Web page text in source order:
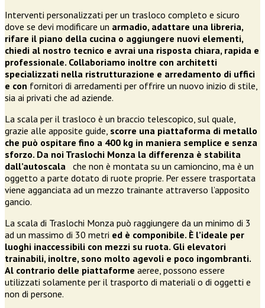
Interventi personalizzati per un trasloco completo e sicuro
dove se devi modificare un armadio, adattare una libreria,
rifare il piano della cucina o aggiungere nuovi elementi,
chiedi al nostro tecnico e avrai una risposta chiara, rapida e
professionale. Collaboriamo inoltre con architetti
specializzati nella ristrutturazione e arredamento di uffici
e con fornitori di arredamenti per offrire un nuovo inizio di stile,
sia ai privati che ad aziende.
La scala per il trasloco è un braccio telescopico, sul quale,
grazie alle apposite guide, scorre una piattaforma di metallo
che può ospitare fino a 400 kg in maniera semplice e senza
sforzo. Da noi Traslochi Monza la differenza è stabilita
dall’autoscala che non è montata su un camioncino, ma è un
oggetto a parte dotato di ruote proprie. Per essere trasportata
viene agganciata ad un mezzo trainante attraverso l’apposito
gancio.
La scala di Traslochi Monza può raggiungere da un minimo di 3
ad un massimo di 30 metri ed è componibile. È l’ideale per
luoghi inaccessibili con mezzi su ruota. Gli elevatori
trainabili, inoltre, sono molto agevoli e poco ingombranti.
Al contrario delle piattaforme aeree, possono essere
utilizzati solamente per il trasporto di materiali o di oggetti e
non di persone.